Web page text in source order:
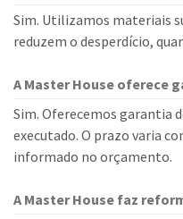
Sim. Utilizamos materiais
reduzem o desperdício,
A Master House oferece
Sim. Oferecemos garantia
executado. O prazo varia
informado no orçamento.
A Master House faz